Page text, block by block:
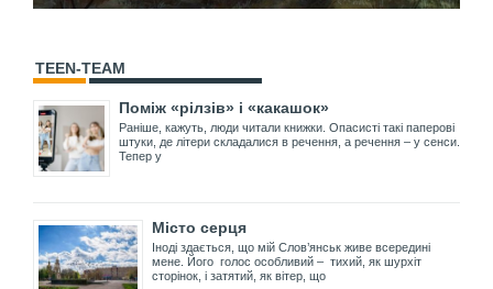
TEEN-TEAM
Поміж «рілзів» і «какашок»
Раніше, кажуть, люди читали книжки. Опасисті такі паперові
штуки, де літери складалися в речення, а речення – у сенси.
Тепер у
Місто серця
Іноді здається, що мій Слов’янськ живе всередині
мене. Його голос особливий – тихий, як шурхіт
сторінок, і затятий, як вітер, що